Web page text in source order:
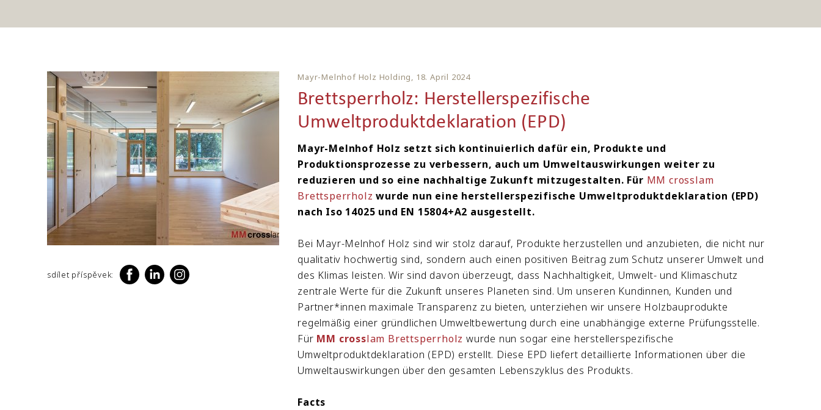
sdílet příspěvek:
Mayr-Melnhof Holz Holding, 18. April 2024
Brettsperrholz: Herstellerspezifische
Umweltproduktdeklaration (EPD)
Mayr-Melnhof Holz setzt sich kontinuierlich dafür ein, Produkte und
Produktionsprozesse zu verbessern, auch um Umweltauswirkungen weiter zu
reduzieren und so eine nachhaltige Zukunft mitzugestalten. Für MM crosslam
Brettsperrholz wurde nun eine herstellerspezifische Umweltproduktdeklaration (EPD)
nach Iso 14025 und EN 15804+A2 ausgestellt.
Bei Mayr-Melnhof Holz sind wir stolz darauf, Produkte herzustellen und anzubieten, die nicht nur
qualitativ hochwertig sind, sondern auch einen positiven Beitrag zum Schutz unserer Umwelt und
des Klimas leisten. Wir sind davon überzeugt, dass Nachhaltigkeit, Umwelt- und Klimaschutz
zentrale Werte für die Zukunft unseres Planeten sind. Um unseren Kundinnen, Kunden und
Partner*innen maximale Transparenz zu bieten, unterziehen wir unsere Holzbauprodukte
regelmäßig einer gründlichen Umweltbewertung durch eine unabhängige externe Prüfungsstelle.
Für MM crosslam Brettsperrholz wurde nun sogar eine herstellerspezifische
Umweltproduktdeklaration (EPD) erstellt. Diese EPD liefert detaillierte Informationen über die
Umweltauswirkungen über den gesamten Lebenszyklus des Produkts.
Facts